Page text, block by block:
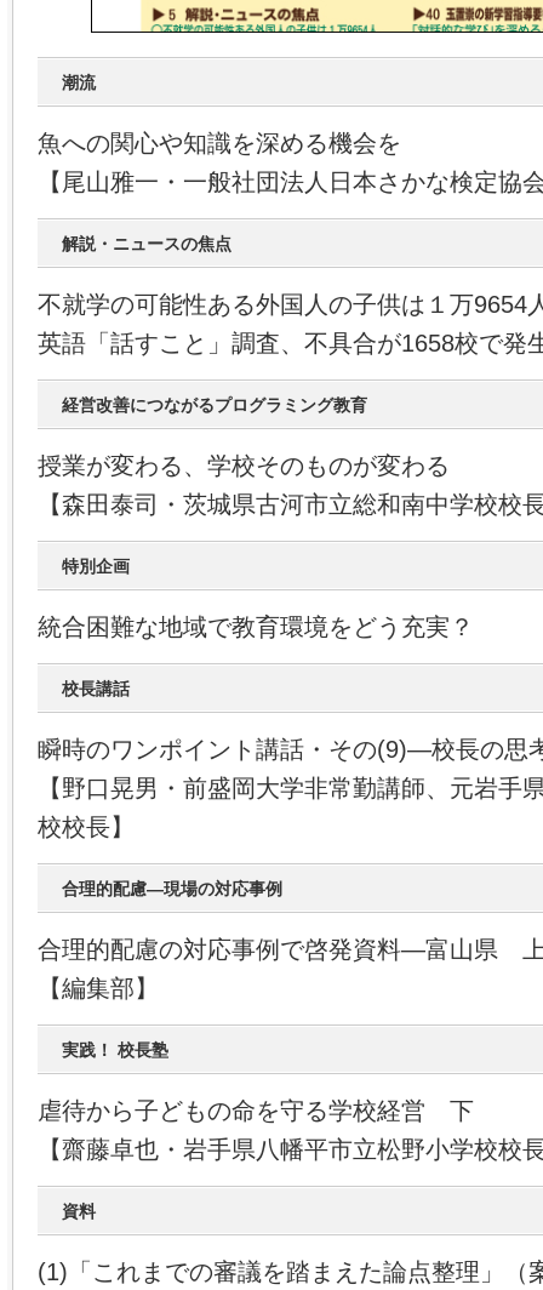
潮流
魚への関心や知識を深める機会を
【尾山雅一・一般社団法人日本さかな検定協
解説・ニュースの焦点
不就学の可能性ある外国人の子供は１万9654
英語「話すこと」調査、不具合が1658校で発
経営改善につながるプログラミング教育
授業が変わる、学校そのものが変わる
【森田泰司・茨城県古河市立総和南中学校校
特別企画
統合困難な地域で教育環境をどう充実？
校長講話
瞬時のワンポイント講話・その(9)―校長の思
【野口晃男・前盛岡大学非常勤講師、元岩手
校校長】
合理的配慮―現場の対応事例
合理的配慮の対応事例で啓発資料―富山県
【編集部】
実践！ 校長塾
虐待から子どもの命を守る学校経営 下
【齋藤卓也・岩手県八幡平市立松野小学校校
資料
(1)「これまでの審議を踏まえた論点整理」（